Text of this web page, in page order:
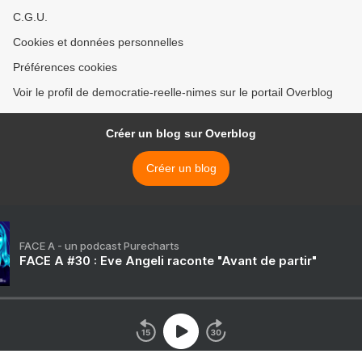
C.G.U.
Cookies et données personnelles
Préférences cookies
Voir le profil de democratie-reelle-nimes sur le portail Overblog
Créer un blog sur Overblog
Créer un blog
FACE A - un podcast Purecharts
FACE A #30 : Eve Angeli raconte "Avant de partir"